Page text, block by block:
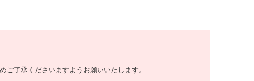
了承くださいますようお願いいたします。